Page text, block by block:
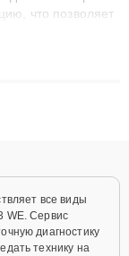
что позволяет
мастера
все виды
WE. Сервис
диагностику
технику на